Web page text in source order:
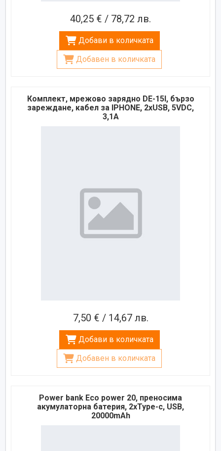
40,25 € / 78,72 лв.
Добави в количката
Добавен в количката
Комплект, мрежово зарядно DE-15I, бързо
зареждане, кабел за IPHONE, 2xUSB, 5VDC,
3,1A
7,50 € / 14,67 лв.
Добави в количката
Добавен в количката
Power bank Eco power 20, преносима
акумулаторна батерия, 2xType-c, USB,
20000mAh